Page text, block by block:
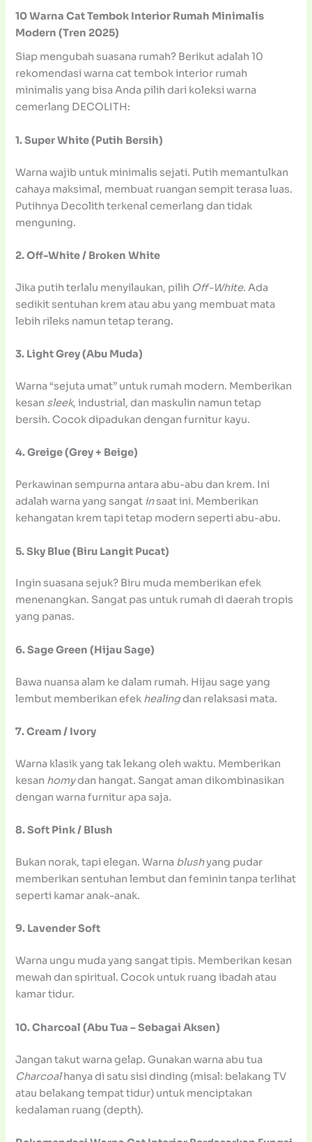
10 Warna Cat Tembok Interior Rumah Minimalis
Modern (Tren 2025)
Siap mengubah suasana rumah? Berikut adalah 10
rekomendasi warna cat tembok interior rumah
minimalis yang bisa Anda pilih dari koleksi warna
cemerlang DECOLITH:
1. Super White (Putih Bersih)
Warna wajib untuk minimalis sejati. Putih memantulkan
cahaya maksimal, membuat ruangan sempit terasa luas.
Putihnya Decolith terkenal cemerlang dan tidak
menguning.
2. Off-White / Broken White
Jika putih terlalu menyilaukan, pilih Off-White. Ada
sedikit sentuhan krem atau abu yang membuat mata
lebih rileks namun tetap terang.
3. Light Grey (Abu Muda)
Warna “sejuta umat” untuk rumah modern. Memberikan
kesan sleek, industrial, dan maskulin namun tetap
bersih. Cocok dipadukan dengan furnitur kayu.
4. Greige (Grey + Beige)
Perkawinan sempurna antara abu-abu dan krem. Ini
adalah warna yang sangat insaat ini. Memberikan
kehangatan krem tapi tetap modern seperti abu-abu.
5. Sky Blue (Biru Langit Pucat)
Ingin suasana sejuk? Biru muda memberikan efek
menenangkan. Sangat pas untuk rumah di daerah tropis
yang panas.
6. Sage Green (Hijau Sage)
Bawa nuansa alam ke dalam rumah. Hijau sage yang
lembut memberikan efek healingdan relaksasi mata.
7. Cream / Ivory
Warna klasik yang tak lekang oleh waktu. Memberikan
kesan homydan hangat. Sangat aman dikombinasikan
dengan warna furnitur apa saja.
8. Soft Pink / Blush
Bukan norak, tapi elegan. Warna blushyang pudar
memberikan sentuhan lembut dan feminin tanpa terlihat
seperti kamar anak-anak.
9. Lavender Soft
Warna ungu muda yang sangat tipis. Memberikan kesan
mewah dan spiritual. Cocok untuk ruang ibadah atau
kamar tidur.
10. Charcoal (Abu Tua – Sebagai Aksen)
Jangan takut warna gelap. Gunakan warna abu tua
Charcoalhanya di satu sisi dinding (misal: belakang TV
atau belakang tempat tidur) untuk menciptakan
kedalaman ruang (depth).